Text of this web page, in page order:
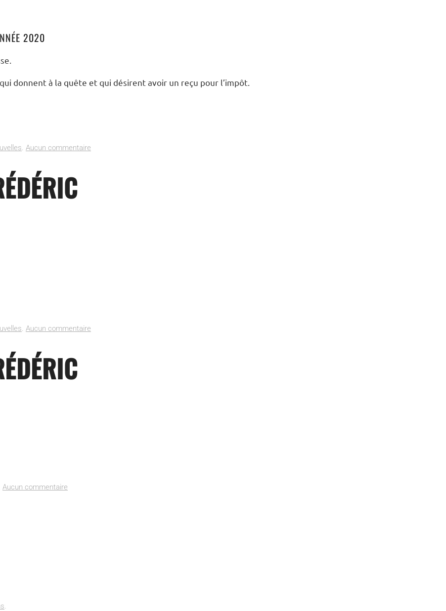
2020
donnent à la quête et qui désirent avoir un reçu pour l’impôt.
. Aucun commentaire
. Aucun commentaire
Aucun commentaire
.